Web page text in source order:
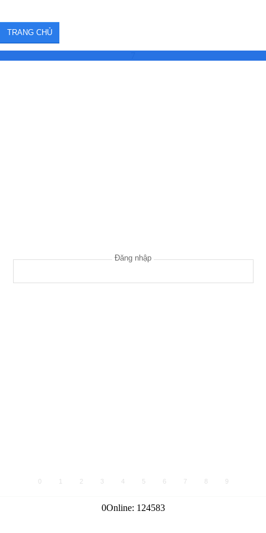
TRANG CHỦ
Đăng nhập
0 1 2 3 4 5 6 7 8 9
0Online: 124583